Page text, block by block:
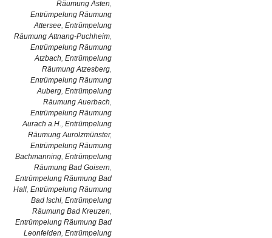
Räumung Asten,
Entrümpelung Räumung
Attersee, Entrümpelung
Räumung Attnang-Puchheim,
Entrümpelung Räumung
Atzbach, Entrümpelung
Räumung Atzesberg,
Entrümpelung Räumung
Auberg, Entrümpelung
Räumung Auerbach,
Entrümpelung Räumung
Aurach a.H., Entrümpelung
Räumung Aurolzmünster,
Entrümpelung Räumung
Bachmanning, Entrümpelung
Räumung Bad Goisern,
Entrümpelung Räumung Bad
Hall, Entrümpelung Räumung
Bad Ischl, Entrümpelung
Räumung Bad Kreuzen,
Entrümpelung Räumung Bad
Leonfelden, Entrümpelung